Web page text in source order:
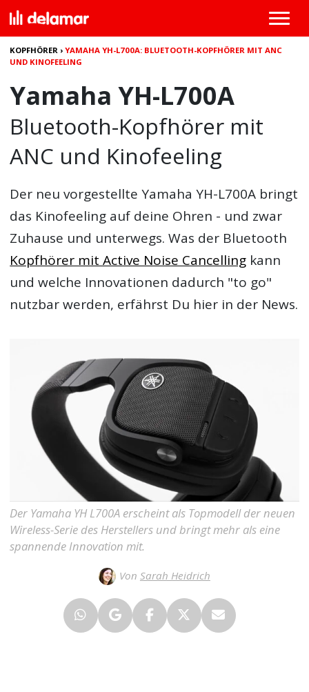
KOPFHÖRER ›YAMAHA YH-L700A: BLUETOOTH-KOPFHÖRER MIT ANC
UND KINOFEELING
Yamaha YH-L700A
Bluetooth-Kopfhörer mit
ANC und Kinofeeling
Der neu vorgestellte Yamaha YH-L700A bringt
das Kinofeeling auf deine Ohren - und zwar
Zuhause und unterwegs. Was der Bluetooth
Kopfhörer mit Active Noise Cancelling kann
und welche Innovationen dadurch "to go"
nutzbar werden, erfährst Du hier in der News.
Der Yamaha YH L700A erscheint als Topmodell der neuen
Wireless-Serie des Herstellers und bringt mehr als eine
spannende Innovation mit.
Von Sarah Heidrich